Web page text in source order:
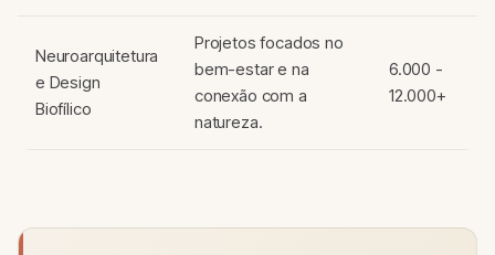
Neuroarquitetura
e Design
Biofílico
Projetos focados no
bem-estar e na
conexão com a
natureza.
6.000 -
12.000+